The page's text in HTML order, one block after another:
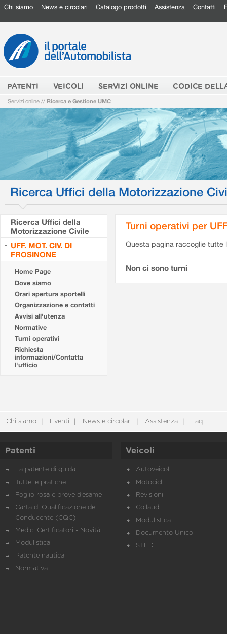
Chi siamo News e circolari Catalogo prodotti Assistenza Contatti
PATENTI VEICOLI SERVIZI ONLINE CODICE
Servizi online // Ricerca e Gestione UMC
Ricerca Uffici della Motorizzazione
Ricerca Uffici della
Motorizzazione Civile
UFF. MOT. CIV. DI
FROSINONE
Home Page
Dove siamo
Orari apertura sportelli
Organizzazione e contatti
Avvisi all'utenza
Normative
Turni operativi
Richiesta
informazioni/Contatta
l'ufficio
Turni operativi per
Questa pagina raccoglie tutte
Non ci sono turni
Chi siamo Eventi News e circolari Assistenza Faq
Patenti
La patente di guida
Tutte le pratiche
Foglio rosa e prove d’esame
Carta di Qualificazione del
Conducente (CQC)
Medici Certificatori - Novità
Modulistica
Patente nautica
Normativa
Veicoli
Autoveicoli
Motocicli
Revisioni
Collaudi
Modulistica
Documento Unico
STED